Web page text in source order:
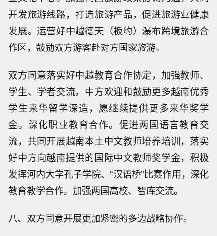
开发旅游线路，打造旅游产品，促进旅游业健康
发展。运营好中越德天（板约）瀑布跨境旅游合
作区，鼓励双方游客赴对方国家旅游。
双方同意落实好中越教育合作协定，加强教师、
学生、学者交流。中方欢迎和鼓励更多越南优秀
学生来华留学深造，愿继续提供更多来华奖学
金。深化职业教育合作。促进两国语言教育交
流，共同开展越南本土中文教师培养培训，落实
好中方向越南提供的国际中文教师奖学金，积极
发挥河内大学孔子学院、“汉语桥”比赛作用，深化
教育教学合作。加强两国高校、智库交流。
八、双方同意开展更加紧密的多边战略协作。